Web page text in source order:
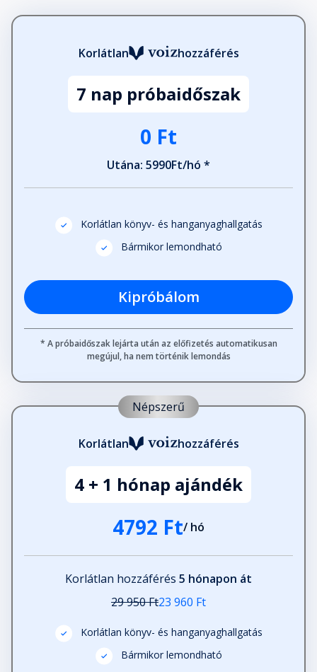
Korlátlan hozzáférés
7 nap próbaidőszak
0 Ft
Utána: 5990Ft/hó *
Korlátlan könyv- és hanganyaghallgatás
Bármikor lemondható
Kipróbálom
* A próbaidőszak lejárta után az előfizetés automatikusan
megújul, ha nem történik lemondás
Népszerű
Korlátlan hozzáférés
4 + 1 hónap ajándék
4792 Ft/ hó
Korlátlan hozzáférés 5 hónapon át
29 950 Ft23 960 Ft
Korlátlan könyv- és hanganyaghallgatás
Bármikor lemondható